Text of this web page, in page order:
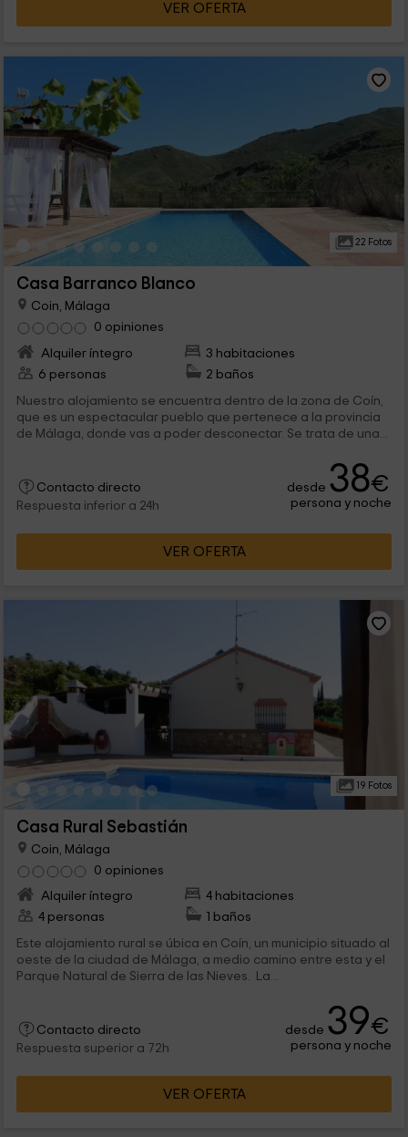
VER OFERTA
22 Fotos
Casa Barranco Blanco
Coin, Málaga
0 opiniones
Alquiler íntegro
3 habitaciones
6 personas
2 baños
Nuestro alojamiento se encuentra dentro de la zona de Coín,
que es un espectacular pueblo que pertenece a la provincia
de Málaga, donde vas a poder desconectar. Se trata de una...
Contacto directo
Respuesta inferior a 24h
desde 38€
persona y noche
VER OFERTA
19 Fotos
Casa Rural Sebastián
Coin, Málaga
0 opiniones
Alquiler íntegro
4 habitaciones
4 personas
1 baños
Este alojamiento rural se úbica en Coín, un municipio situado al
oeste de la ciudad de Málaga, a medio camino entre esta y el
Parque Natural de Sierra de las Nieves. La...
Contacto directo
Respuesta superior a 72h
desde 39€
persona y noche
VER OFERTA